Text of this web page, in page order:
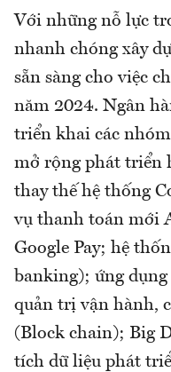
Với những nỗ lực
nhanh chóng xây
sẵn sàng cho việc
năm 2024. Ngân
triển khai các
mở rộng phát triển
thay thế hệ thống
vụ thanh toán mới
Google Pay; hệ
banking); ứng
quản trị vận hành,
(Block chain); Big
tích dữ liệu phát